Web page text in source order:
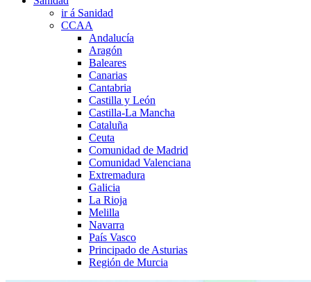
ir á Sanidad
CCAA
Andalucía
Aragón
Baleares
Canarias
Cantabria
Castilla y León
Castilla-La Mancha
Cataluña
Ceuta
Comunidad de Madrid
Comunidad Valenciana
Extremadura
Galicia
La Rioja
Melilla
Navarra
País Vasco
Principado de Asturias
Región de Murcia